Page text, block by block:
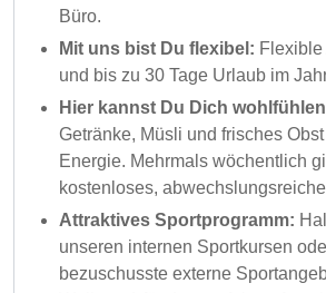
Büro.
Mit uns bist Du flexibel:
und bis zu 30 Tage Urlaub im
Hier kannst Du Dich
Getränke, Müsli und frisches
Energie. Mehrmals wöchentlich
kostenloses,
Attraktives Sportprogramm:
unseren internen Sportkursen
bezuschusste externe